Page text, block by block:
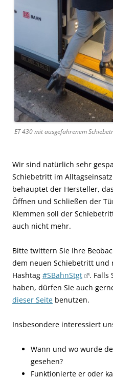
ET 430 mit ausgefahrenem
Wir sind natürlich sehr
Schiebetritt im
behauptet der Hersteller,
Öffnen und Schließen der
Klemmen soll der
auch nicht mehr.
Bitte twittern Sie Ihre
dem neuen Schiebetritt und
Hashtag #SBahnStgt
. Falls
haben, dürfen Sie auch
dieser Seite benutzen.
Insbesondere interessiert
Wann und wo wurde
gesehen?
Funktionierte er oder